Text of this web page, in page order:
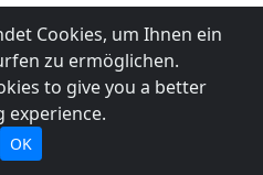
Cookies, um Ihnen ein
zu ermöglichen.
to give you a better
experience.
OK